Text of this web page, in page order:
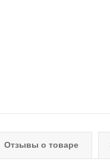
Отзывы о товаре